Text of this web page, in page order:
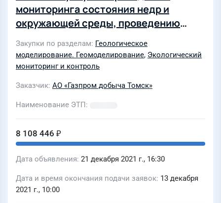
мониторинга состояния недр и
окружающей среды, проведению
производственного экологического
контроля водозабора и
водоразборной сети, проведению
производственного экологического
контроля на территории
месторождений АО "Газпром добыча
Томск" в 2022 году
Закупки по разделам
Геологическое
моделирование. Геомоделирование, Экологический
мониторинг и контроль
Заказчик АО «Газпром добыча Томск»
Наименование ЭТП
8 108 446 ₽
Дата объявления 21 декабря 2021 г., 16:30
Дата и время окончания подачи заявок 13 декабря
2021 г., 10:00